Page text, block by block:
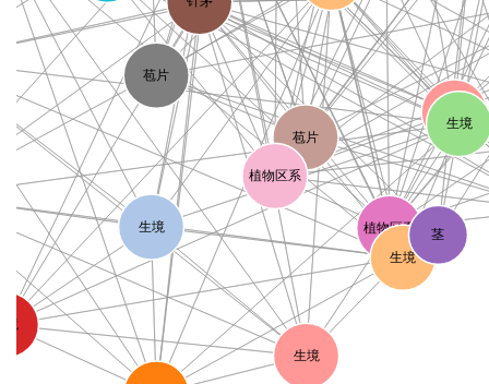
植物志
苞片
植物区系
植物区系
苞片
生境
生境
生境
境
生境
茎